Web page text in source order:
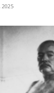
2025